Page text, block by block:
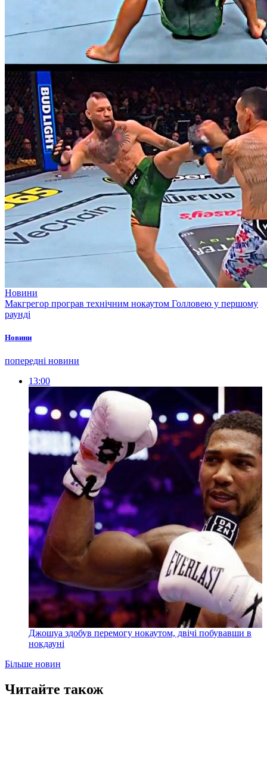
Новини
Макгрегор програв технічним нокаутом Голловею у першому
раунді
Новини
попередні новини
13:00
Джошуа здобув перемогу нокаутом, двічі побувавши в
нокдауні
Більше новин
Читайте також